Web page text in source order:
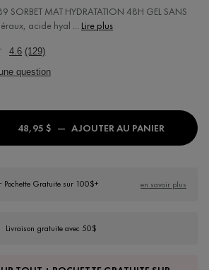
SORBET MAT HYDRATATION 48H GEL SANS
acide hyal ... Lire plus
4.6 (129)
question
48,95 $ ― AJOUTER AU PANIER
Pochette Gratuite sur 100$+ en savoir plus
Livraison gratuite avec 50$